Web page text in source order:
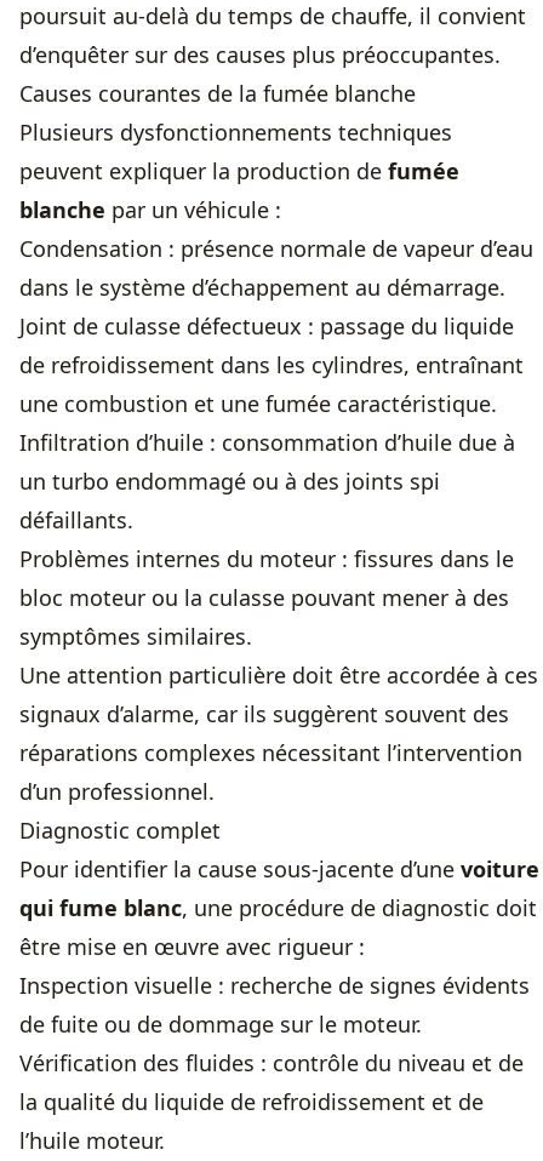
poursuit au-delà du temps de chauffe, il convient
d’enquêter sur des causes plus préoccupantes.
Causes courantes de la fumée blanche
Plusieurs dysfonctionnements techniques
peuvent expliquer la production de fumée
blanche par un véhicule :
Condensation : présence normale de vapeur d’eau
dans le système d’échappement au démarrage.
Joint de culasse défectueux : passage du liquide
de refroidissement dans les cylindres, entraînant
une combustion et une fumée caractéristique.
Infiltration d’huile : consommation d’huile due à
un turbo endommagé ou à des joints spi
défaillants.
Problèmes internes du moteur : fissures dans le
bloc moteur ou la culasse pouvant mener à des
symptômes similaires.
Une attention particulière doit être accordée à ces
signaux d’alarme, car ils suggèrent souvent des
réparations complexes nécessitant l’intervention
d’un professionnel.
Diagnostic complet
Pour identifier la cause sous-jacente d’une voiture
qui fume blanc, une procédure de diagnostic doit
être mise en œuvre avec rigueur :
Inspection visuelle : recherche de signes évidents
de fuite ou de dommage sur le moteur.
Vérification des fluides : contrôle du niveau et de
la qualité du liquide de refroidissement et de
l’huile moteur.